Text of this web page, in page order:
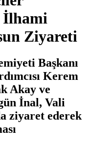
İlhami
Ziyareti
Başkanı
Kerem
Akay ve
İnal, Vali
ziyaret ederek